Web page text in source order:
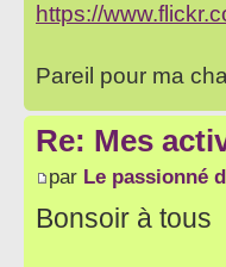
https://
Pareil pour ma
Re: Mes
par Le passionné
Bonsoir à tous